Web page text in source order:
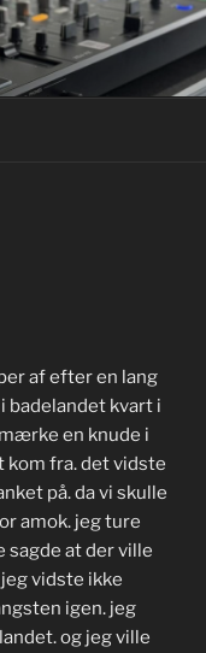
af efter en lang
badelandet kvart i
en knude i
kom fra. det vidste
på. da vi skulle
amok. jeg ture
sagde at der ville
vidste ikke
igen. jeg
og jeg ville